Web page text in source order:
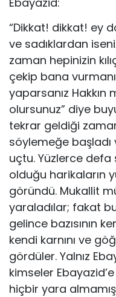
“Dikkat! dikkat! ey
ve sadıklardan
zaman hepinizin
çekip bana
yaparsanız Hakkın
olursunuz” diye
tekrar geldiği
söylemeğe
uçtu. Yüzlerce
olduğu harikaların
göründü. Mukallit
yaraladılar; fakat
gelince bazısının
kendi karnını ve
gördüler. Yalnız
kimseler
hiçbir yara